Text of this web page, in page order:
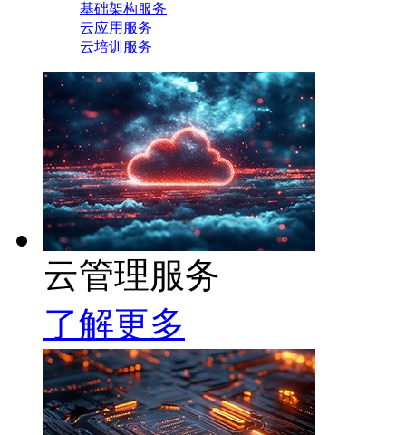
基础架构服务
云应用服务
云培训服务
云管理服务
了解更多